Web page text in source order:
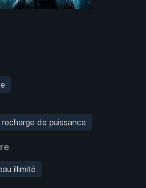
de puissance
illimité